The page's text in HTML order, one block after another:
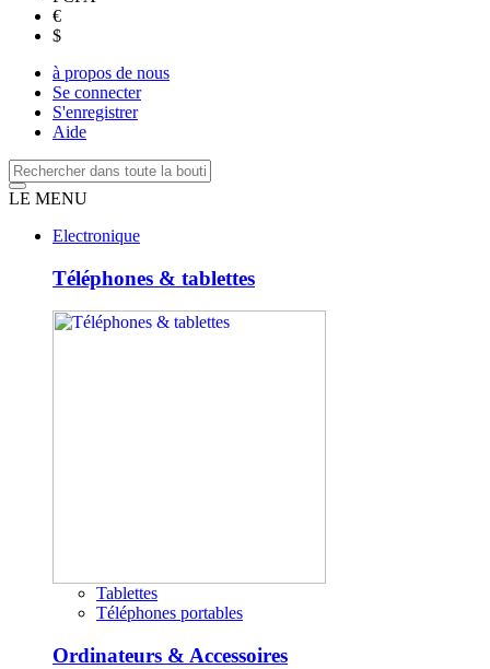
€
$
à propos de nous
Se connecter
S'enregistrer
Aide
LE MENU
Electronique
Téléphones & tablettes
Tablettes
Téléphones portables
Ordinateurs & Accessoires